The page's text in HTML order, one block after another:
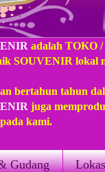
adalah TOKO
SOUVENIR lokal
bertahun tahun
juga
kami.
Gudang